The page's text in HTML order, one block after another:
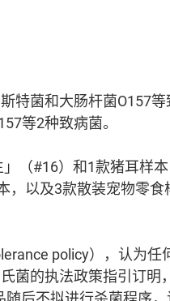
特菌和大肠杆菌O157
等2种致病菌。
（#16）和1款猪耳样本
，以及3款散装宠物零
policy），认为任
菌的执法政策指引订明